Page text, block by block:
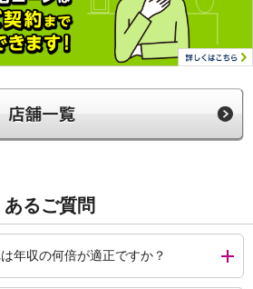
るご質問
年収の何倍が適正ですか？